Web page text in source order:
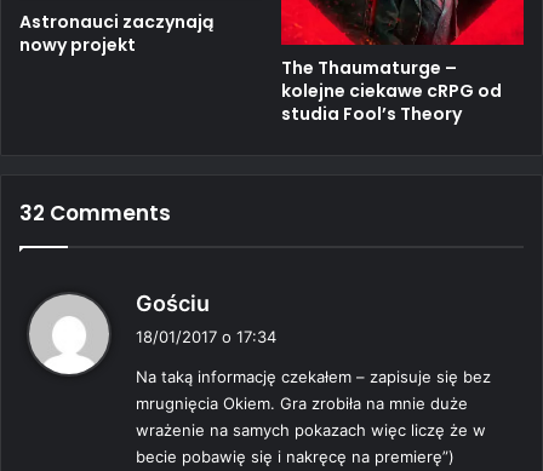
Astronauci zaczynają
nowy projekt
The Thaumaturge –
kolejne ciekawe cRPG od
studia Fool’s Theory
32 Comments
Gościu
z
e
:
18/01/2017 o 17:34
Na taką informację czekałem – zapisuje się bez
mrugnięcia Okiem. Gra zrobiła na mnie duże
wrażenie na samych pokazach więc liczę że w
becie pobawię się i nakręcę na premierę”)